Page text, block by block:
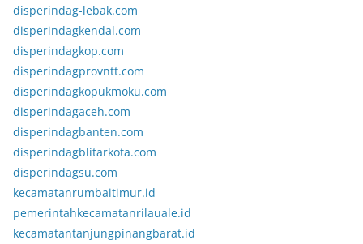
disperindag-lebak.com
disperindagkendal.com
disperindagkop.com
disperindagprovntt.com
disperindagkopukmoku.com
disperindagaceh.com
disperindagbanten.com
disperindagblitarkota.com
disperindagsu.com
kecamatanrumbaitimur.id
pemerintahkecamatanrilauale.id
kecamatantanjungpinangbarat.id